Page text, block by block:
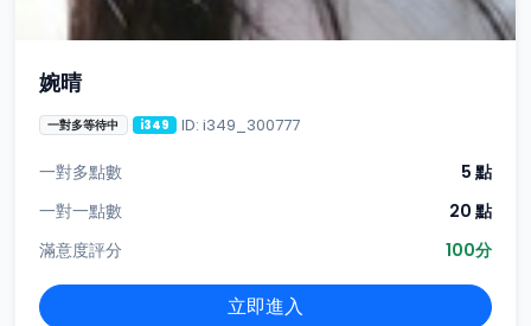
婉晴
一對多等待中 i349 ID: i349_300777
一對多點數
5 點
一對一點數
20 點
滿意度評分
100分
立即進入